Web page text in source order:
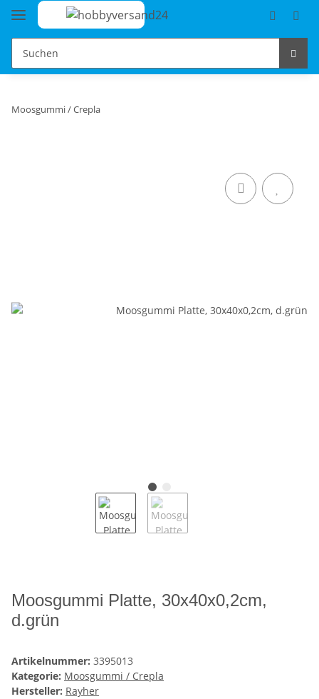
Moosgummi / Crepla
Moosgummi Platte, 30x40x0,2cm,
d.grün
Artikelnummer: 3395013
Kategorie: Moosgummi / Crepla
Hersteller: Rayher